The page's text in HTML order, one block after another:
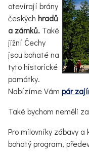
otevírají brány
českých hradů
a zámků. Také
jižní Čechy
jsou bohaté na
tyto historické
památky.
Nabízíme Vám pár
Také bychom neměli
Pro milovníky zábavy
bohatý program,